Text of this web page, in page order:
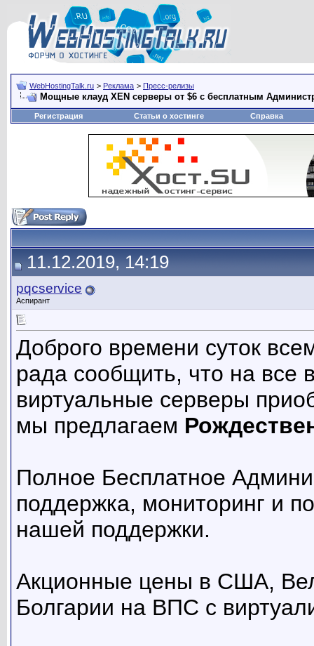
WebHostingTalk.ru > Реклама > Пресс-релизы
Мощные клауд XEN серверы от $6 с бесплатным
Регистрация Статьи о хостинге Справка
11.12.2019, 14:19
pqcservice
Аспирант
Доброго времени суток
рада сообщить, что на все
виртуальные серверы
мы предлагаем
Полное Бесплатное
поддержка, мониторинг и
нашей поддержки.
Акционные цены в США,
Болгарии на ВПС с